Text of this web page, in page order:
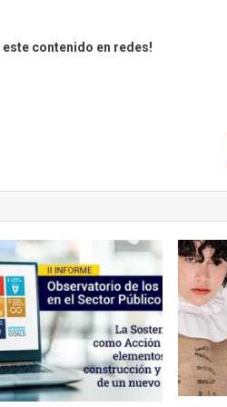
este contenido en redes!